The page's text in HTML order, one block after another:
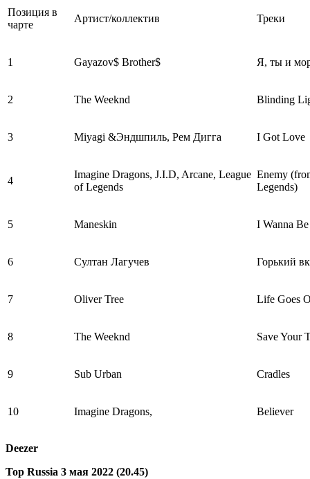
Позиция в
чарте
Артист/коллектив Треки
1 Gayazov$ Brother$ Я, ты и
2 The Weeknd Blinding
3 Miyagi &Эндшпиль, Рем Дигга I Got Love
4
Imagine Dragons, J.I.D, Arcane, League
of Legends
Enemy
Legends)
5 Maneskin I Wanna
6 Султан Лагучев Горький
7 Oliver Tree Life Goes
8 The Weeknd Save Your
9 Sub Urban Cradles
10 Imagine Dragons, Believer
Deezer
Top Russia 3 мая 2022 (20.45)